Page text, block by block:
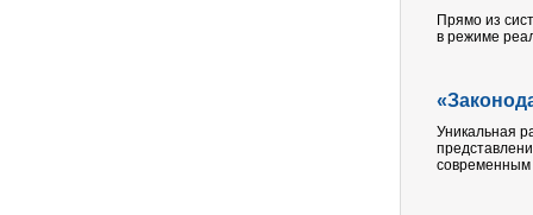
Прямо из
в режиме
Уникальная
современным